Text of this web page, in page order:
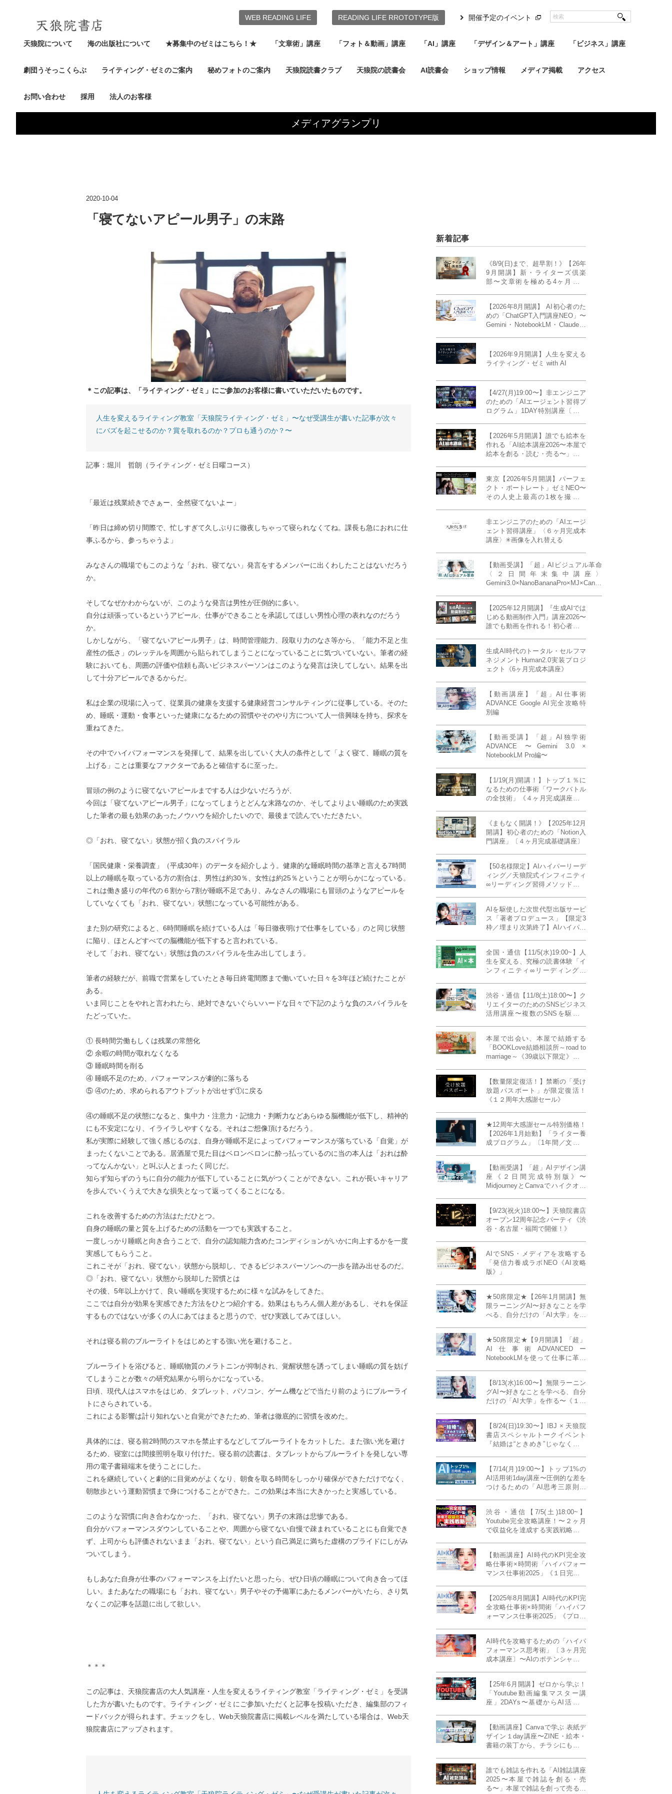
天狼院について 海の出版社について ★募集中のゼミはこちら！★ 「文章術」講座 「フォト＆動画」講座 「AI」講座 「デザイン＆アート」講座 「ビジネス」講座
劇団うそっこくらぶ ライティング・ゼミのご案内 秘めフォトのご案内 天狼院読書クラブ 天狼院の読書会 AI読書会 ショップ情報 メディア掲載 アクセス
お問い合わせ 採用 法人のお客様
WEB READING LIFE READING LIFE RROTOTYPE版 開催予定のイベント
メディアグランプリ
2020-10-04
「寝てないアピール男子」の末路
＊この記事は、「ライティング・ゼミ」にご参加のお客様に書いていただいたものです。
人生を変えるライティング教室「天狼院ライティング・ゼミ」〜なぜ受講生が書いた記事が次々
にバズを起こせるのか？賞を取れるのか？プロも通うのか？〜
記事：堀川 哲朗（ライティング・ゼミ日曜コース）
「最近は残業続きでさぁー、全然寝てないよー」
「昨日は締め切り間際で、忙しすぎて久しぶりに徹夜しちゃって寝られなくてね。課長も急におれに仕
事ふるから、参っちゃうよ」
みなさんの職場でもこのような「おれ、寝てない」発言をするメンバーに出くわしたことはないだろう
か。
そしてなぜかわからないが、このような発言は男性が圧倒的に多い。
自分は頑張っているというアピール、仕事ができることを承認してほしい男性心理の表れなのだろう
か。
しかしながら、「寝てないアピール男子」は、時間管理能力、段取り力のなさ等から、「能力不足と生
産性の低さ」のレッテルを周囲から貼られてしまうことになっていることに気づいていない。筆者の経
験においても、周囲の評価や信頼も高いビジネスパーソンはこのような発言は決してしない。結果を出
して十分アピールできるからだ。
私は企業の現場に入って、従業員の健康を支援する健康経営コンサルティングに従事している。そのた
め、睡眠・運動・食事といった健康になるための習慣やそのやり方について人一倍興味を持ち、探求を
重ねてきた。
その中でハイパフォーマンスを発揮して、結果を出していく大人の条件として「よく寝て、睡眠の質を
上げる」ことは重要なファクターであると確信するに至った。
冒頭の例のように寝てないアピールまでする人は少ないだろうが、
今回は「寝てないアピール男子」になってしまうとどんな末路なのか、そしてよりよい睡眠のため実践
した筆者の最も効果のあったノウハウを紹介したいので、最後まで読んでいただきたい。
◎「おれ、寝てない」状態が招く負のスパイラル
「国民健康・栄養調査」（平成30年）のデータを紹介しよう。健康的な睡眠時間の基準と言える7時間
以上の睡眠を取っている方の割合は、男性は約30％、女性は約25％ということが明らかになっている。
これは働き盛りの年代の６割から7割が睡眠不足であり、みなさんの職場にも冒頭のようなアピールを
していなくても「おれ、寝てない」状態になっている可能性がある。
また別の研究によると、6時間睡眠を続けている人は「毎日徹夜明けで仕事をしている」のと同じ状態
に陥り、ほとんどすべての脳機能が低下すると言われている。
そして「おれ、寝てない」状態は負のスパイラルを生み出してしまう。
筆者の経験だが、前職で営業をしていたとき毎日終電間際まで働いていた日々を3年ほど続けたことが
ある。
いま同じことをやれと言われたら、絶対できないぐらいハードな日々で下記のような負のスパイラルを
たどっていた。
① 長時間労働もしくは残業の常態化
② 余暇の時間が取れなくなる
③ 睡眠時間を削る
④ 睡眠不足のため、パフォーマンスが劇的に落ちる
⑤ ④のため、求められるアウトプットが出せず①に戻る
④の睡眠不足の状態になると、集中力・注意力・記憶力・判断力などあらゆる脳機能が低下し、精神的
にも不安定になり、イライラしやすくなる。それはご想像頂けるだろう。
私が実際に経験して強く感じるのは、自身が睡眠不足によってパフォーマンスが落ちている「自覚」が
まったくないことである。居酒屋で見た目はベロンベロンに酔っ払っているのに当の本人は「おれは酔
ってなんかない」と叫ぶ人とまったく同じだ。
知らず知らずのうちに自分の能力が低下していることに気がつくことができない。これが長いキャリア
を歩んでいくうえで大きな損失となって返ってくることになる。
これを改善するための方法はただひとつ。
自身の睡眠の量と質を上げるための活動を一つでも実践すること。
一度しっかり睡眠と向き合うことで、自分の認知能力含めたコンディションがいかに向上するかを一度
実感してもらうこと。
これこそが「おれ、寝てない」状態から脱却し、できるビジネスパーソンへの一歩を踏み出せるのだ。
◎「おれ、寝てない」状態から脱却した習慣とは
その後、5年以上かけて、良い睡眠を実現するために様々な試みをしてきた。
ここでは自分が効果を実感できた方法をひとつ紹介する。効果はもちろん個人差があるし、それを保証
するものではないが多くの人にあてはまると思うので、ぜひ実践してみてほしい。
それは寝る前のブルーライトをはじめとする強い光を避けること。
ブルーライトを浴びると、睡眠物質のメラトニンが抑制され、覚醒状態を誘ってしまい睡眠の質を妨げ
てしまうことが数々の研究結果から明らかになっている。
日頃、現代人はスマホをはじめ、タブレット、パソコン、ゲーム機などで当たり前のようにブルーライ
トにさらされている。
これによる影響は計り知れないと自覚ができたため、筆者は徹底的に習慣を改めた。
具体的には、寝る前2時間のスマホを禁止するなどしてブルーライトをカットした。また強い光を避け
るため、寝室には間接照明を取り付けた。寝る前の読書は、タブレットからブルーライトを発しない専
用の電子書籍端末を使うことにした。
これを継続していくと劇的に目覚めがよくなり、朝食を取る時間をしっかり確保ができただけでなく、
朝散歩という運動習慣まで身につけることができた。この効果は本当に大きかったと実感している。
このような習慣に向き合わなかった、「おれ、寝てない」男子の末路は悲惨である。
自分がパフォーマンスダウンしていることや、周囲から寝てない自慢で疎まれていることにも自覚でき
ず、上司からも評価されないまま「おれ、寝てない」という自己満足に満ちた虚構のプライドにしがみ
ついてしまう。
もしあなた自身が仕事のパフォーマンスを上げたいと思ったら、ぜひ日頃の睡眠について向き合ってほ
しい。またあなたの職場にも「おれ、寝てない」男子やその予備軍にあたるメンバーがいたら、さり気
なくこの記事を話題に出して欲しい。
＊＊＊
この記事は、天狼院書店の大人気講座・人生を変えるライティング教室「ライティング・ゼミ」を受講
した方が書いたものです。ライティング・ゼミにご参加いただくと記事を投稿いただき、編集部のフィ
ードバックが得られます。チェックをし、Web天狼院書店に掲載レベルを満たしている場合は、Web天
狼院書店にアップされます。
新着記事
《8/9(日)まで、超早割！》【26年
9月開講】新・ライターズ倶楽
部〜文章術を極める4ヶ月講義
【2026年8月開講】 AI初心者のた
めの「ChatGPT入門講座NEO」〜
Gemini・NotebookLM・Claudeま
座〕
【2026年9月開講】人生を変える
ライティング・ゼミ with AI
【4/27(月)19:00〜】非エンジニア
のための「AIエージェント習得プ
ログラム」1DAY特別講座〔パワ
【2026年5月開講】誰でも絵本を
作れる「AI絵本講座2026〜本屋で
絵本を創る・読む・売る〜」イン
20名限定》
東京【2026年5月開講】パーフェ
クト・ポートレート」ゼミNEO〜
その人史上最高の1枚を撮る！
催）」《初参加大歓迎／12名限
定》
非エンジニアのための「AIエージ
ェント習得講座」〈６ヶ月完成本
講座〉✳︎画像を入れ替える
【動画受講】「超」AIビジュアル革命
〈２日間年末集中講座〉
Gemini3.0×NanoBananaPro×MJ×Canva
【2025年12月開講】『生成AIでは
じめる動画制作入門』講座2026〜
誰でも動画を作れる！初心者から
生成AI時代のトータル・セルフマ
ネジメントHuman2.0実装プロジ
ェクト《6ヶ月完成本講座》
【動画講座】「超」AI仕事術
ADVANCE Google AI完全攻略特
別編
【動画受講】「超」AI独学術
ADVANCE 〜Gemini 3.0 ×
NotebookLM Pro編〜
【1/19(月)開講！】トップ１％に
なるための仕事術「ワークバトル
の全技術」《４ヶ月完成講座》ー
《まもなく開講！》【2025年12月
開講】初心者のための「Notion入
門講座」〔４ヶ月完成基礎講座〕
【50名様限定】AIハイパーリーデ
ィング／天狼院式インフィニティ
∞リーディング習得メソッド《４
AIを駆使した次世代型出版サービ
ス「著者プロデュース」【限定3
枠／埋まり次第終了】AIハイパー
全国・通信【11/5(水)19:00~】人
生を変える、究極の読書体験「イ
ンフィニティ∞リーディング／
MILLENNIUM THINKING アメリ
カ最高峰大学の人気講義』
渋谷・通信【11/8(土)18:00〜】ク
リエイターのためのSNSビジネス
活用講座〜複数のSNSを駆使し
成ラボPresents》
本屋で出会い、本屋で結婚する
「BOOKLove結婚相談所～road to
marriage～《39歳以下限定》」全
【数量限定復活！】禁断の「受け
放題パスポート」が限定復活！
《１２周年大感謝セール》
★12周年大感謝セール特別価格！
【2026年1月始動】「ライター養
成プログラム」〔1年間／文章講
ー”へ、全国どこからでも。〜《全
店舗リアルタイム参加OK／録画
視聴対応／限定4席》
【動画受講】「超」AIデザイン講
座《２日間完成特別版》〜
MidjourneyとCanvaでハイクオリ
【9/23(祝火)18:00〜】天狼院書店
オープン12周年記念パーティ《渋
谷・名古屋・福岡で開催！》
AIでSNS・メディアを攻略する
「発信力養成ラボNEO《AI攻略
版》」
★50席限定★【26年1月開講】無
限ラーニングAI〜好きなことを学
べる、自分だけの「AI大学」を作
★50席限定★【9月開講】「超」
AI仕事術ADVANCEDー
NotebookLMを使って仕事に革命
【8/13(水)16:00〜】無限ラーニン
グAI〜好きなことを学べる、自分
だけの「AI大学」を作る〜《１日
【8/24(日)19:30〜】IBJ × 天狼院
書店スペシャルトークイベント
『結婚は“ときめき”じゃなくて、
のカタチ〜《BOOKLove結婚相談
所presents》
【7/14(月)19:00〜】トップ1%の
AI活用術1day講座〜圧倒的な差を
つけるための「AI思考三原則」
渋谷・通信【7/5(土)18:00~】
Youtube完全攻略講座！〜２ヶ月
で収益化を達成する実践戦略！ゲ
発信力養成ラボNEO》
【動画講座】AI時代のKPI完全攻
略仕事術×時間術「ハイパフォー
マンス仕事術2025」《１日完成特
【2025年8月開講】AI時代のKPI完
全攻略仕事術×時間術「ハイパフ
ォーマンス仕事術2025」《プロフ
AI時代を攻略するための「ハイパ
フォーマンス思考術」〔３ヶ月完
成本講座〕〜AIのポテンシャルを
【25年6月開講】ゼロから学ぶ！
「Youtube動画編集マスター講
座」2DAYs〜基礎からAI活用ま
【動画講座】Canvaで学ぶ 表紙デ
ザイン１day講座〜ZINE・絵本・
書籍の装丁から、チラシにも活か
誰でも雑誌を作れる「AI雑誌講座
2025〜本屋で雑誌を創る・売
る〜」本屋で雑誌を創って売る！